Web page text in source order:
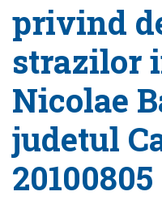
privind
strazilor
Nicolae
judetul
20100805